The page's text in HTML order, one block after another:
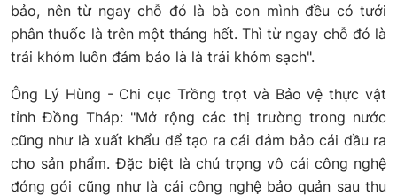
bảo, nên từ ngay chỗ đó là bà con mình đều có tưới
phân thuốc là trên một tháng hết. Thì từ ngay chỗ đó là
trái khóm luôn đảm bảo là là trái khóm sạch".
Ông Lý Hùng - Chi cục Trồng trọt và Bảo vệ thực vật
tỉnh Đồng Tháp: "Mở rộng các thị trường trong nước
cũng như là xuất khẩu để tạo ra cái đảm bảo cái đầu ra
cho sản phẩm. Đặc biệt là chú trọng vô cái công nghệ
đóng gói cũng như là cái công nghệ bảo quản sau thu